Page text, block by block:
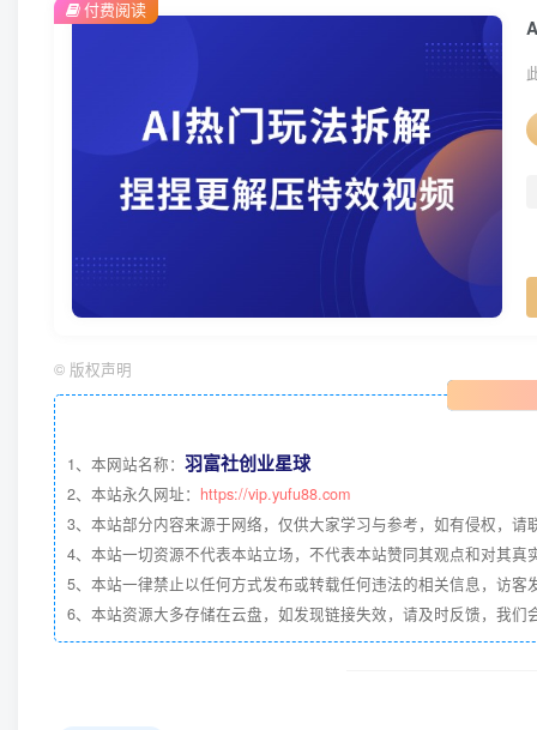
付费阅读
© 版权声明
1、本网站名称： 羽富社创业星球
2、本站永久网址： https://vip.yufu88.com
3、本站部分内容来源于网络，仅供大家学习与参考，如有侵权，请
4、本站一切资源不代表本站立场，不代表本站赞同其观点和对其真
5、本站一律禁止以任何方式发布或转载任何违法的相关信息，访客
6、本站资源大多存储在云盘，如发现链接失效，请及时反馈，我们